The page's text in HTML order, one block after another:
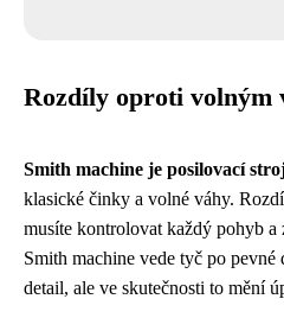
Rozdíly oproti volným
Smith machine je posilovací
klasické činky a volné váhy.
musíte kontrolovat každý pohyb a
Smith machine vede tyč po
detail, ale ve skutečnosti to mění